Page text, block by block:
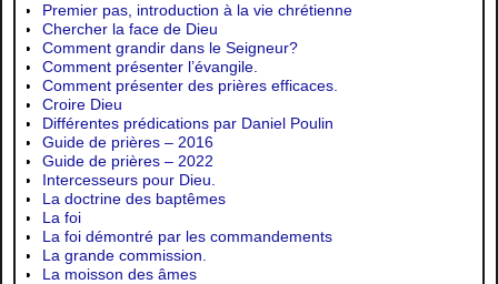
Premier pas, introduction à la vie chrétienne
Chercher la face de Dieu
Comment grandir dans le Seigneur?
Comment présenter l’évangile.
Comment présenter des prières efficaces.
Croire Dieu
Différentes prédications par Daniel Poulin
Guide de prières – 2016
Guide de prières – 2022
Intercesseurs pour Dieu.
La doctrine des baptêmes
La foi
La foi démontré par les commandements
La grande commission.
La moisson des âmes